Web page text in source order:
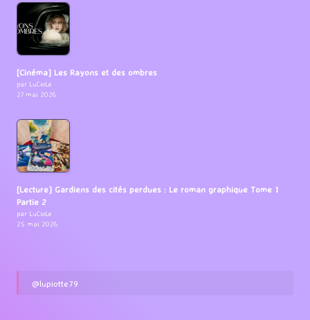
[Cinéma] Les Rayons et des ombres
par LuCioLe
27 mai 2026
[Lecture] Gardiens des cités perdues : Le roman graphique Tome 1
Partie 2
par LuCioLe
25 mai 2026
@lupiotte79